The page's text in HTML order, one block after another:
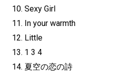
10. Sexy Girl
11. In your warmth
12. Little
13. 1 3 4
14. 夏空の恋の詩